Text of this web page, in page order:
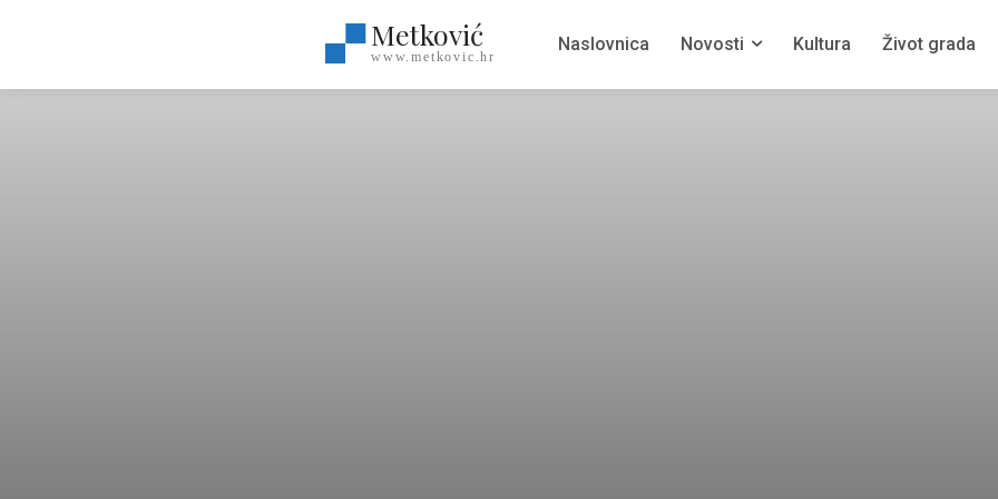
Metković
www.metkovic.hr
Naslovnica Novosti Kultura Život grada